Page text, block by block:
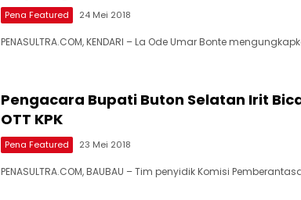
Pena Featured 24 Mei 2018
PENASULTRA.COM, KENDARI – La Ode Umar Bonte
Pengacara Bupati Buton Selatan Irit
OTT KPK
Pena Featured 23 Mei 2018
PENASULTRA.COM, BAUBAU – Tim penyidik Komisi